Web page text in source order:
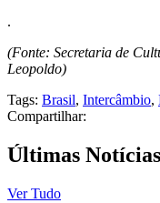
.
(Fonte: Secretaria de
Leopoldo)
Tags: Brasil, Intercâmbio,
Compartilhar:
Últimas Notícias
Ver Tudo